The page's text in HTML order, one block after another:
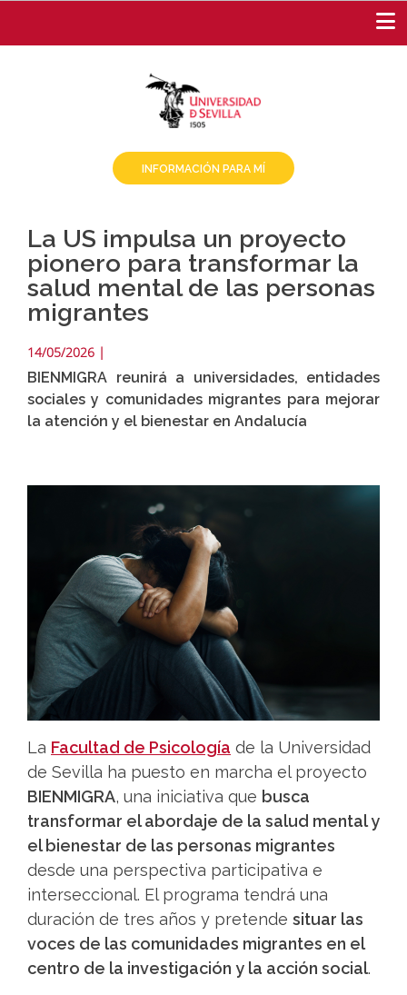
contenido
INFORMACIÓN PARA MÍ
La US impulsa un proyecto
pionero para transformar la
salud mental de las personas
migrantes
14/05/2026 |
BIENMIGRA reunirá a universidades, entidades
sociales y comunidades migrantes para mejorar
la atención y el bienestar en Andalucía
La Facultad de Psicología de la Universidad
de Sevilla ha puesto en marcha el proyecto
BIENMIGRA, una iniciativa que busca
transformar el abordaje de la salud mental y
el bienestar de las personas migrantes
desde una perspectiva participativa e
interseccional. El programa tendrá una
duración de tres años y pretende situar las
voces de las comunidades migrantes en el
centro de la investigación y la acción social.